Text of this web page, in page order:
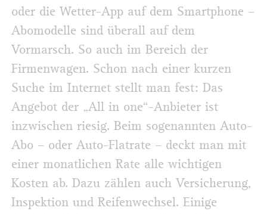
oder die Wetter-App auf dem Smartphone –
Abomodelle sind überall auf dem
Vormarsch. So auch im Bereich der
Firmenwagen. Schon nach einer kurzen
Suche im Internet stellt man fest: Das
Angebot der „All in one“-Anbieter ist
inzwischen riesig. Beim sogenannten Auto-
Abo – oder Auto-Flatrate – deckt man mit
einer monatlichen Rate alle wichtigen
Kosten ab. Dazu zählen auch Versicherung,
Inspektion und Reifenwechsel. Einige